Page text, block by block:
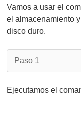
Vamos a usar el
el almacenamiento
disco duro.
Paso 1
Ejecutamos el